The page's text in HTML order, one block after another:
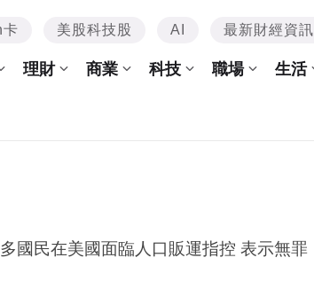
卡 美股科技股 AI 最新財經資訊
理財 商業 科技 職場 生活
國民在美國面臨人口販運指控 表示無罪